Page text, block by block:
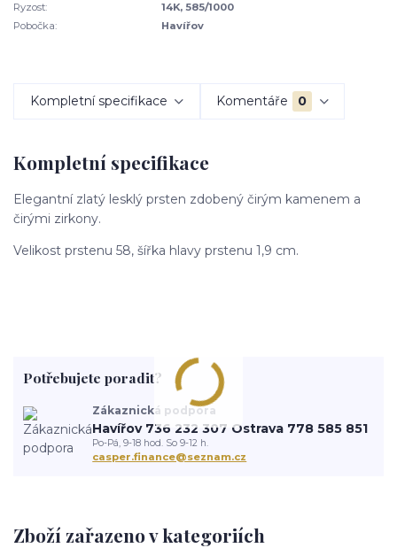
Ryzost:
14K, 585/1000
Pobočka:
Havířov
Kompletní specifikace Komentáře 0
Kompletní specifikace
Elegantní zlatý lesklý prsten zdobený čirým kamenem a
čirými zirkony.
Velikost prstenu 58, šířka hlavy prstenu 1,9 cm.
Zboží zařazeno v kategoriích
Potřebujete poradit?
Zákaznická podpora
Havířov 736 232 307 Ostrava 778 585 851
Po-Pá, 9-18 hod. So 9-12 h.
casper.finance@seznam.cz